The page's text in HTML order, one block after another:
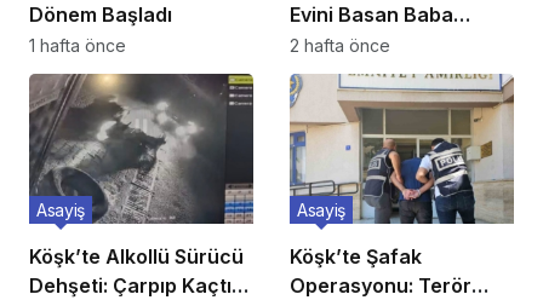
Dönem Başladı
1 hafta önce
Evini Basan Baba
Tutuklandı
2 hafta önce
Köşk’te Alkollü Sürücü
Dehşeti: Çarpıp Kaçtı,
Asayiş
Köşk’te Şafak
Operasyonu: Terör
Asayiş